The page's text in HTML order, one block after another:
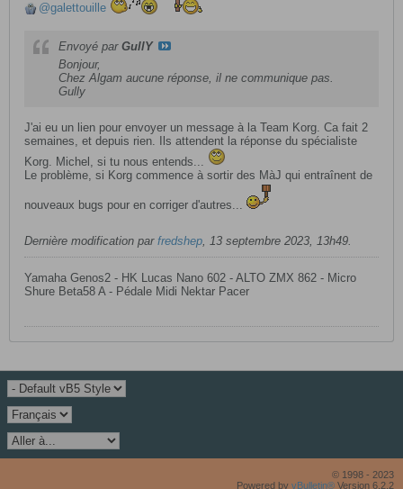
galettouille
Envoyé par GullY
Bonjour,
Chez Algam aucune réponse, il ne communique pas.
Gully
​J'ai eu un lien pour envoyer un message à la Team Korg. Ca fait 2
semaines, et depuis rien. Ils attendent la réponse du spécialiste
Korg. Michel, si tu nous entends...
Le problème, si Korg commence à sortir des MàJ qui entraînent de
nouveaux bugs pour en corriger d'autres...
Dernière modification par fredshep, 13 septembre 2023, 13h49.
Yamaha Genos2 - HK Lucas Nano 602 - ALTO ZMX 862 - Micro
Shure Beta58 A - Pédale Midi Nektar Pacer
© 1998 - 2023
Powered by vBulletin® Version 6.2.2